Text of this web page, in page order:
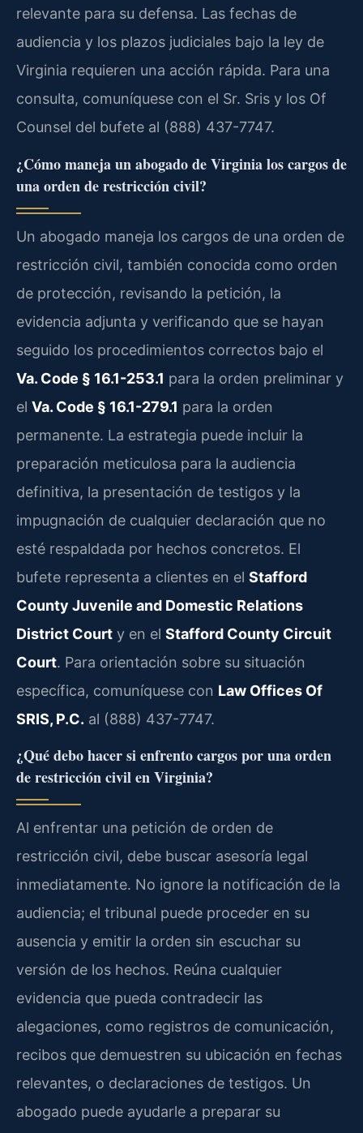
relevante para su defensa. Las fechas de
audiencia y los plazos judiciales bajo la ley de
Virginia requieren una acción rápida. Para una
consulta, comuníquese con el Sr. Sris y los Of
Counsel del bufete al (888) 437-7747.
¿Cómo maneja un abogado de Virginia los cargos de
una orden de restricción civil?
Un abogado maneja los cargos de una orden de
restricción civil, también conocida como orden
de protección, revisando la petición, la
evidencia adjunta y verificando que se hayan
seguido los procedimientos correctos bajo el
Va. Code § 16.1-253.1 para la orden preliminar y
el Va. Code § 16.1-279.1 para la orden
permanente. La estrategia puede incluir la
preparación meticulosa para la audiencia
definitiva, la presentación de testigos y la
impugnación de cualquier declaración que no
esté respaldada por hechos concretos. El
bufete representa a clientes en el Stafford
County Juvenile and Domestic Relations
District Court y en el Stafford County Circuit
Court. Para orientación sobre su situación
específica, comuníquese con Law Offices Of
SRIS, P.C. al (888) 437-7747.
¿Qué debo hacer si enfrento cargos por una orden
de restricción civil en Virginia?
Al enfrentar una petición de orden de
restricción civil, debe buscar asesoría legal
inmediatamente. No ignore la notificación de la
audiencia; el tribunal puede proceder en su
ausencia y emitir la orden sin escuchar su
versión de los hechos. Reúna cualquier
evidencia que pueda contradecir las
alegaciones, como registros de comunicación,
recibos que demuestren su ubicación en fechas
relevantes, o declaraciones de testigos. Un
abogado puede ayudarle a preparar su